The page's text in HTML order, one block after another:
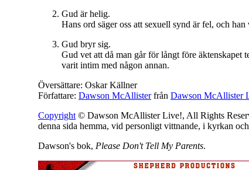
Gud är helig.
Hans ord säger oss att sexuell synd är fel, och han
Gud bryr sig.
Gud vet att då man går för långt före
varit intim med någon annan.
Översättare: Oskar Källner
Författare: Dawson McAllisterfrån Dawson McAllister
Copyright © Dawson McAllister Live!, All Rights
denna sida hemma, vid personligt vittnande, i kyrkan
Dawson's bok, Please Don't Tell My Parents.